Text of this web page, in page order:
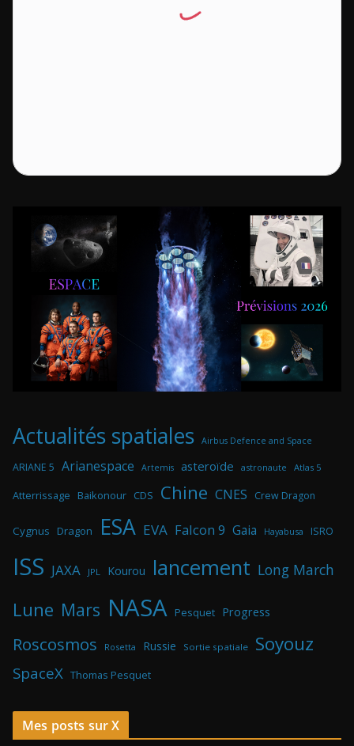
Actualités spatiales Airbus Defence and Space
ARIANE 5 Arianespace Artemis asteroïde astronaute Atlas 5
Atterrissage Baikonour CDS Chine CNES Crew Dragon
Cygnus Dragon ESA EVA Falcon 9 Gaia Hayabusa ISRO
ISS JAXA JPL Kourou lancement Long March
Lune Mars NASA Pesquet Progress
Roscosmos Rosetta Russie Sortie spatiale Soyouz
SpaceX Thomas Pesquet
Mes posts sur X